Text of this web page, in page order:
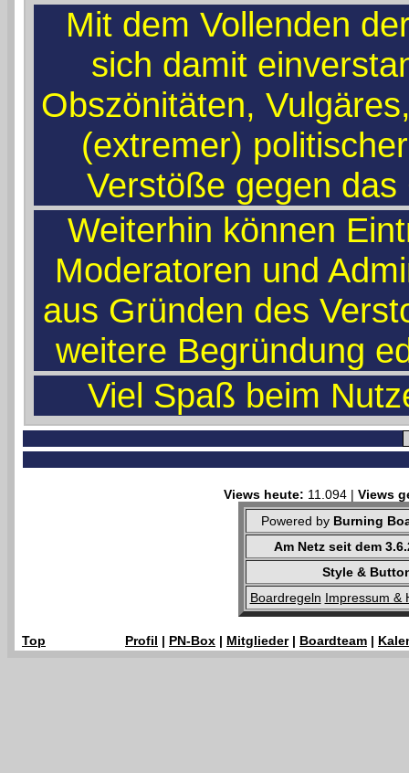
Mit dem Vollenden
sich damit
Obszönitäten,
(extremer)
Verstöße gegen
Weiterhin können
Moderatoren und
aus Gründen des
weitere Begründung
Viel Spaß beim
Views heute: 11.094 | Views
Powered by Burning
Am Netz seit dem
Style &
Boardregeln Impressum &
Top Profil | PN-Box | Mitglieder| Boardteam |